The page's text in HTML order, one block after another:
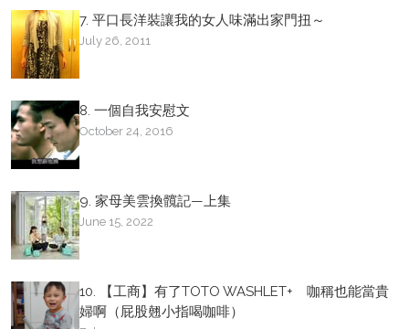
7. 平口長洋裝讓我的女人味滿出家門扭～
July 26, 2011
8. 一個自我安慰文
October 24, 2016
9. 家母美雲換髖記—上集
June 15, 2022
10. 【工商】有了TOTO WASHLET+ 咖稱也能當貴
婦啊（屁股翹小指喝咖啡）